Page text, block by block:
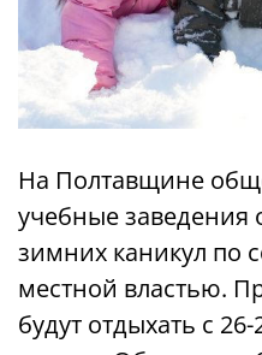
На Полтавщине
учебные заведения
зимних каникул по
местной властью.
будут отдыхать с